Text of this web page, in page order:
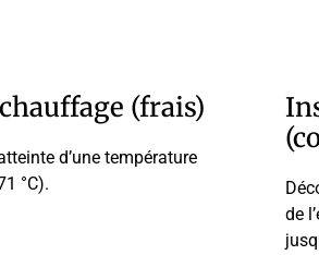
(frais)
d’une température
°C).
de